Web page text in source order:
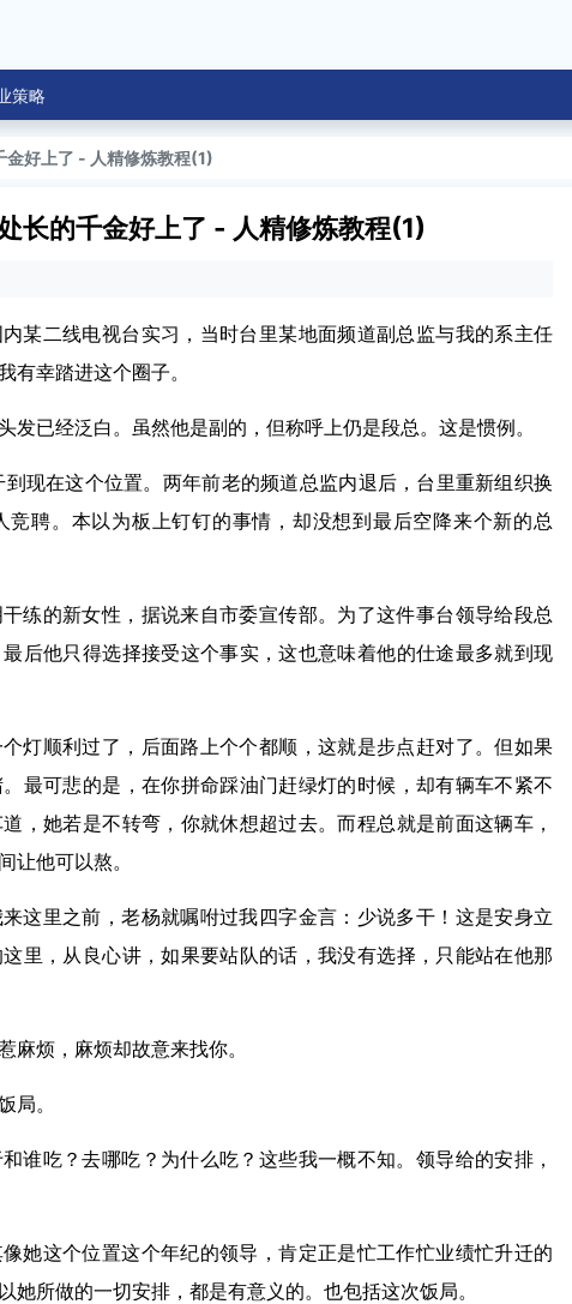
策略
金好上了 - 人精修炼教程(1)
长的千金好上了 - 人精修炼教程(1)
某二线电视台实习，当时台里某地面频道副总监与我的系主任
有幸踏进这个圈子。
发已经泛白。虽然他是副的，但称呼上仍是段总。这是惯例。
现在这个位置。两年前老的频道总监内退后，台里重新组织换
竞聘。本以为板上钉钉的事情，却没想到最后空降来个新的总
练的新女性，据说来自市委宣传部。为了这件事台领导给段总
后他只得选择接受这个事实，这也意味着他的仕途最多就到现
灯顺利过了，后面路上个个都顺，这就是步点赶对了。但如果
最可悲的是，在你拼命踩油门赶绿灯的时候，却有辆车不紧不
，她若是不转弯，你就休想超过去。而程总就是前面这辆车，
让他可以熬。
这里之前，老杨就嘱咐过我四字金言：少说多干！这是安身立
里，从良心讲，如果要站队的话，我没有选择，只能站在他那
麻烦，麻烦却故意来找你。
局。
谁吃？去哪吃？为什么吃？这些我一概不知。领导给的安排，
她这个位置这个年纪的领导，肯定正是忙工作忙业绩忙升迁的
她所做的一切安排，都是有意义的。也包括这次饭局。